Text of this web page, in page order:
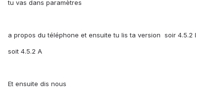
tu vas dans paramètres
a propos du téléphone et ensuite tu lis ta version soir 4.5.2 I
soit 4.5.2 A
Et ensuite dis nous